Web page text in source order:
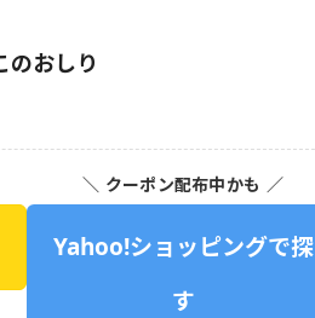
のおしり
＼ クーポン配布中かも ／
Yahoo!ショッピングで探
す